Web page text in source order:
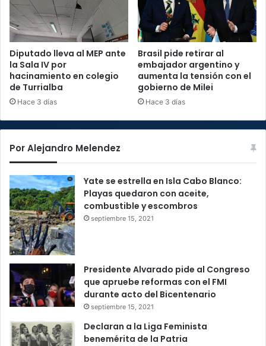
Diputado lleva al MEP ante
la Sala IV por
hacinamiento en colegio
de Turrialba
Hace 3 días
Brasil pide retirar al
embajador argentino y
aumenta la tensión con el
gobierno de Milei
Hace 3 días
Por Alejandro Melendez
Yate se estrella en Isla Cabo Blanco:
Playas quedaron con aceite,
combustible y escombros
septiembre 15, 2021
Presidente Alvarado pide al Congreso
que apruebe reformas con el FMI
durante acto del Bicentenario
septiembre 15, 2021
Declaran a la Liga Feminista
benemérita de la Patria